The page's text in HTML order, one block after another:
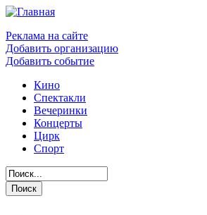
Реклама на сайте
Добавить организацию
Добавить событие
Кино
Спектакли
Вечеринки
Концерты
Цирк
Спорт